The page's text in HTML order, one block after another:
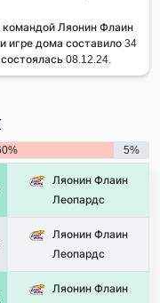
Ляонин Флаин
игре дома составило 34
08.12.24.
5%
Ляонин Флаин
Леопардс
Ляонин Флаин
Леопардс
Ляонин Флаин